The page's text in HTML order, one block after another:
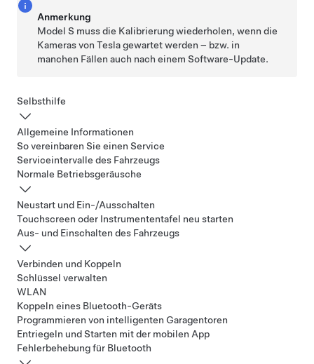
Anmerkung
Model S muss die Kalibrierung wiederholen, wenn die
Kameras von Tesla gewartet werden – bzw. in
manchen Fällen auch nach einem Software-Update.
Selbsthilfe
Allgemeine Informationen
So vereinbaren Sie einen Service
Serviceintervalle des Fahrzeugs
Normale Betriebsgeräusche
Neustart und Ein-/Ausschalten
Touchscreen oder Instrumententafel neu starten
Aus- und Einschalten des Fahrzeugs
Verbinden und Koppeln
Schlüssel verwalten
WLAN
Koppeln eines Bluetooth-Geräts
Programmieren von intelligenten Garagentoren
Entriegeln und Starten mit der mobilen App
Fehlerbehebung für Bluetooth